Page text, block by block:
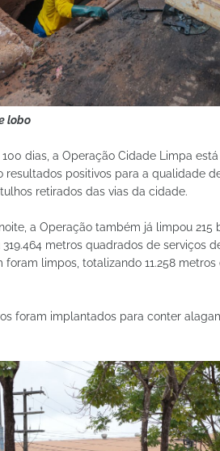
lobo
dias, a Operação Cidade Limpa
resultados positivos para a qualidade
retirados das vias da cidade.
a Operação também já limpou 215
metros quadrados de serviços
limpos, totalizando 11.258 metros
foram implantados para conter